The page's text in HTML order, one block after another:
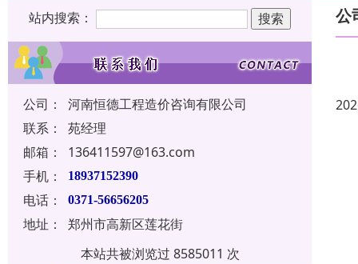
站内搜索：
公司：
河南恒德工程造价咨询有限公司
联系：
苑经理
邮箱：
136411597@163.com
手机：
18937152390
电话： 0371-56656205
地址：
郑州市高新区莲花街
本站共被浏览过 8585011 次
公